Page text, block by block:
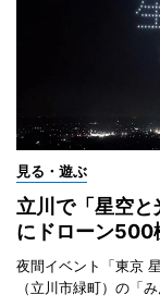
見る・遊ぶ
立川で「星空
にドローン500
夜間イベント「東京
（立川市緑町）の「